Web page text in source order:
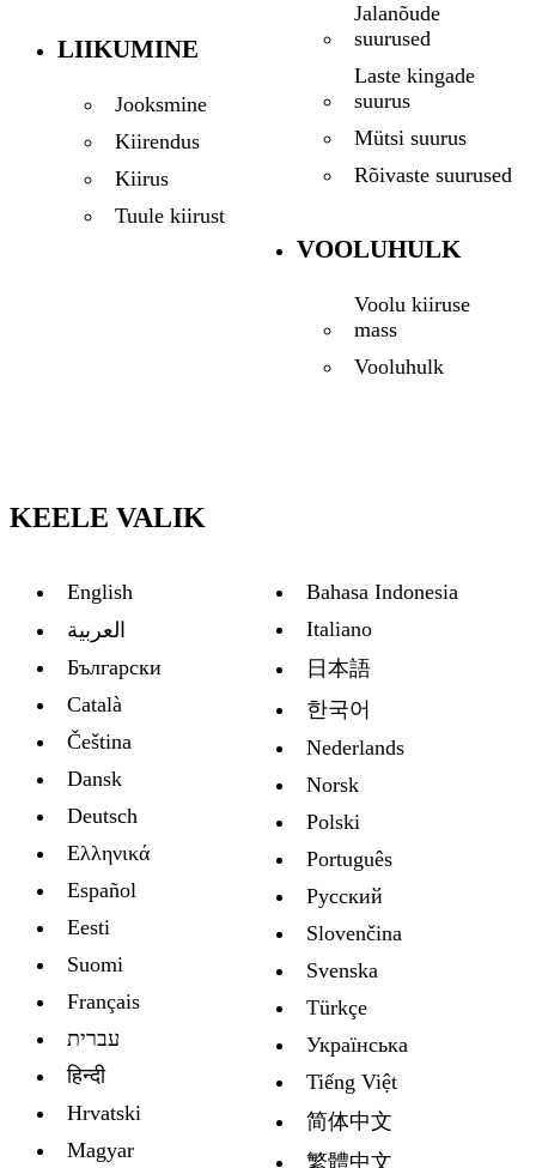
LIIKUMINE
Jooksmine
Kiirendus
Kiirus
Tuule kiirust
Jalanõude
suurused
Laste kingade
suurus
Mütsi suurus
Rõivaste suurused
VOOLUHULK
Voolu kiiruse
mass
Vooluhulk
KEELE VALIK
English
العربية
Български
Català
Čeština
Dansk
Deutsch
Ελληνικά
Español
Eesti
Suomi
Français
עברית
हिन्दी
Hrvatski
Magyar
Bahasa Indonesia
Italiano
日本語
한국어
Nederlands
Norsk
Polski
Português
Русский
Slovenčina
Svenska
Türkçe
Украïнська
Tiếng Việt
简体中文
繁體中文